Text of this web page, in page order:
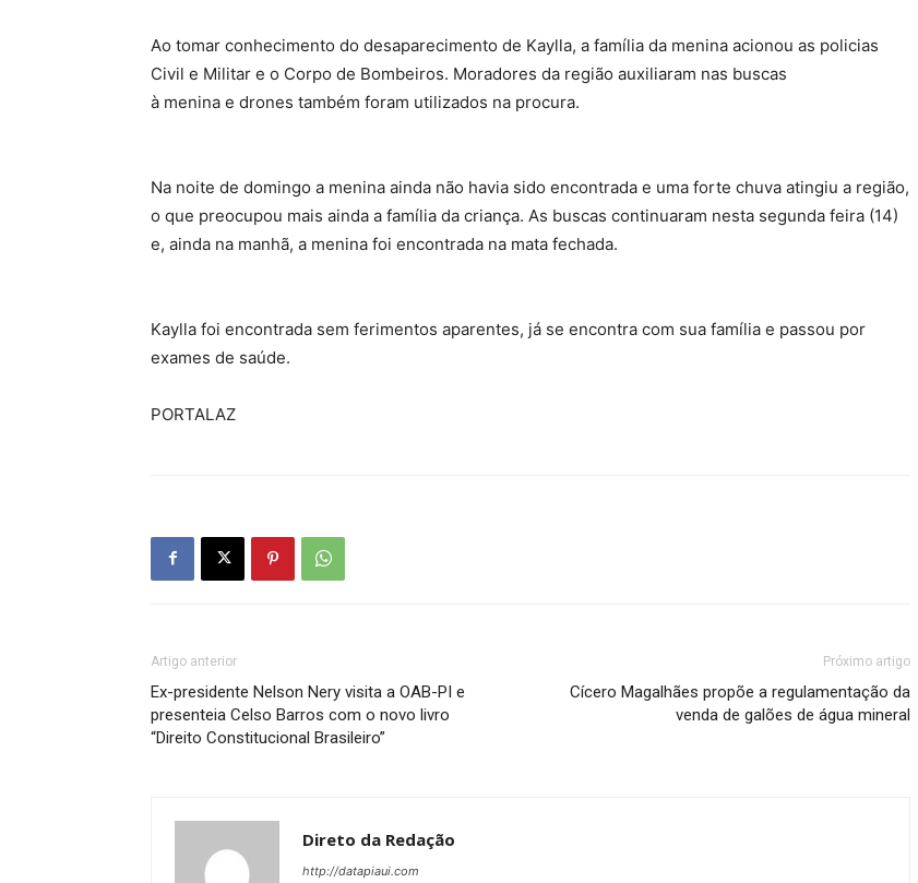
Ao tomar conhecimento do desaparecimento de Kaylla, a família da menina acionou as policias
Civil e Militar e o Corpo de Bombeiros. Moradores da região auxiliaram nas buscas
à menina e drones também foram utilizados na procura.
Na noite de domingo a menina ainda não havia sido encontrada e uma forte chuva atingiu a região,
o que preocupou mais ainda a família da criança. As buscas continuaram nesta segunda feira (14)
e, ainda na manhã, a menina foi encontrada na mata fechada.
Kaylla foi encontrada sem ferimentos aparentes, já se encontra com sua família e passou por
exames de saúde.
PORTALAZ
Artigo anterior
Ex-presidente Nelson Nery visita a OAB-PI e
presenteia Celso Barros com o novo livro
“Direito Constitucional Brasileiro”
Próximo artigo
Cícero Magalhães propõe a regulamentação da
venda de galões de água mineral
Direto da Redação
http://datapiaui.com